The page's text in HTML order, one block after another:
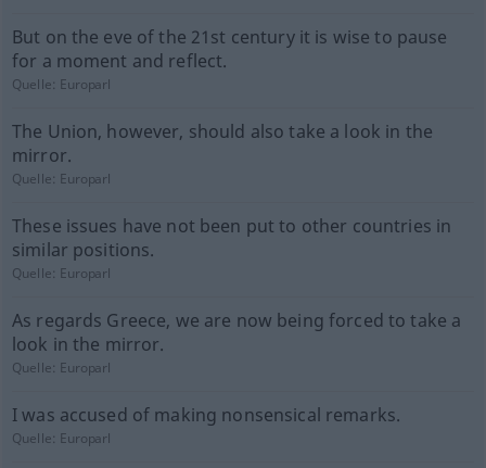
But on the eve of the 21st century it is wise to pause
for a moment and reflect.
Quelle: Europarl
The Union, however, should also take a look in the
mirror.
Quelle: Europarl
These issues have not been put to other countries in
similar positions.
Quelle: Europarl
As regards Greece, we are now being forced to take a
look in the mirror.
Quelle: Europarl
I was accused of making nonsensical remarks.
Quelle: Europarl